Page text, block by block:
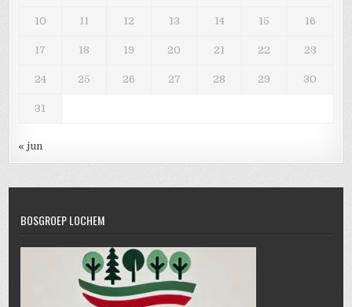
10 11 12 13 14 15 16
17 18 19 20 21 22 23
24 25 26 27 28 29 30
31
« jun
BOSGROEP LOCHEM